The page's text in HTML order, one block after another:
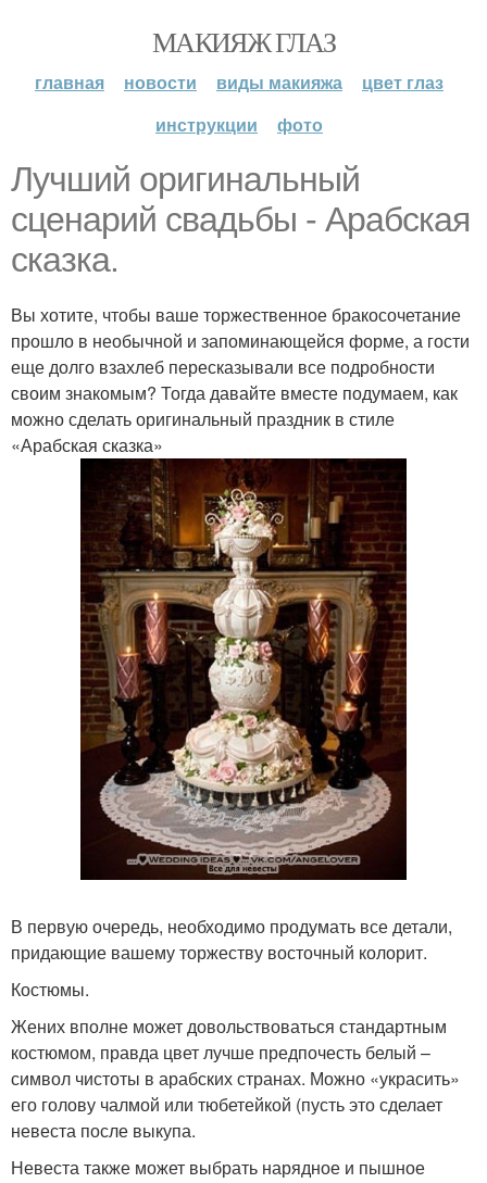
МАКИЯЖ ГЛАЗ
главная новости виды макияжа
цвет глаз
инструкции
фото
Лучший оригинальный
сценарий свадьбы - Арабская
сказка.
Вы хотите, чтобы ваше торжественное бракосочетание
прошло в необычной и запоминающейся форме, а гости
еще долго взахлеб пересказывали все подробности
своим знакомым? Тогда давайте вместе подумаем, как
можно сделать оригинальный праздник в стиле
«Арабская сказка»
В первую очередь, необходимо продумать все детали,
придающие вашему торжеству восточный колорит.
Костюмы.
Жених вполне может довольствоваться стандартным
костюмом, правда цвет лучше предпочесть белый –
символ чистоты в арабских странах. Можно «украсить»
его голову чалмой или тюбетейкой (пусть это сделает
невеста после выкупа.
Невеста также может выбрать нарядное и пышное